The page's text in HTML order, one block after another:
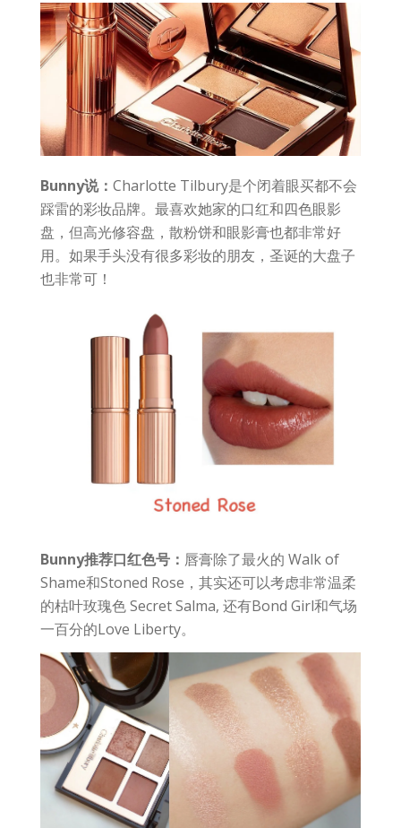
Bunny说： Charlotte Tilbury是个闭着眼买都不会
踩雷的彩妆品牌。最喜欢她家的口红和四色眼影
盘，但高光修容盘，散粉饼和眼影膏也都非常好
用。如果手头没有很多彩妆的朋友，圣诞的大盘子
也非常可！
Bunny推荐口红色号： 唇膏除了最火的 Walk of
Shame和Stoned Rose，其实还可以考虑非常温柔
的枯叶玫瑰色 Secret Salma, 还有Bond Girl和气场
一百分的Love Liberty。